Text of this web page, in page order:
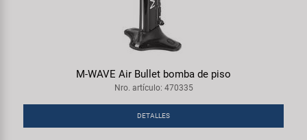
M-WAVE Air Bullet bomba de piso
Nro. artículo: 470335
DETALLES